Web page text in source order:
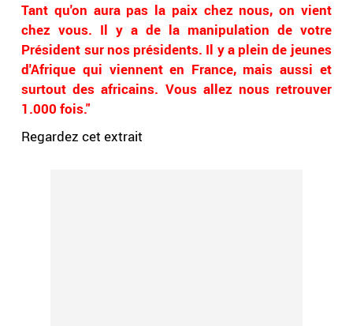
Tant qu'on aura pas la paix chez nous, on vient
chez vous. Il y a de la manipulation de votre
Président sur nos présidents. Il y a plein de jeunes
d'Afrique qui viennent en France, mais aussi et
surtout des africains. Vous allez nous retrouver
1.000 fois."
Regardez cet extrait